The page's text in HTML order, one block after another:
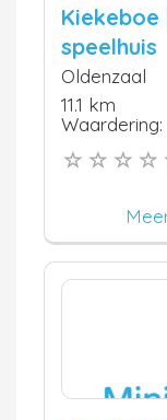
speelhuis
Oldenzaal
11.1 km
Waardering: